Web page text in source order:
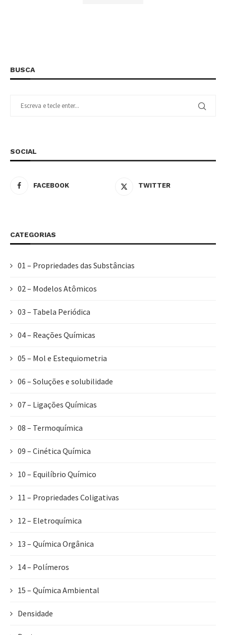
BUSCA
SOCIAL
FACEBOOK TWITTER
CATEGORIAS
01 – Propriedades das Substâncias
02 – Modelos Atômicos
03 – Tabela Periódica
04 – Reações Químicas
05 – Mol e Estequiometria
06 – Soluções e solubilidade
07 – Ligações Químicas
08 – Termoquímica
09 – Cinética Química
10 – Equilíbrio Químico
11 – Propriedades Coligativas
12 – Eletroquímica
13 – Química Orgânica
14 – Polímeros
15 – Química Ambiental
Densidade